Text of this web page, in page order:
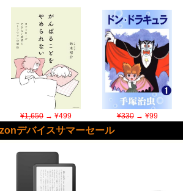
¥1,650→ ¥499 ¥330→ ¥99
デバイスサマーセール